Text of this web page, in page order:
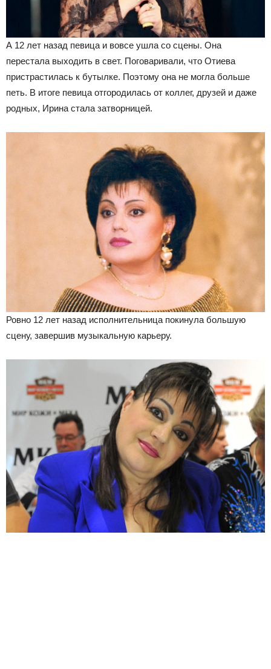
А 12 лет назад певица и вовсе ушла со сцены. Она
перестала выходить в свет. Поговаривали, что Отиева
пристрастилась к бутылке. Поэтому она не могла больше
петь. В итоге певица отгородилась от коллег, друзей и даже
родных, Ирина стала затворницей.
Ровно 12 лет назад исполнительница покинула большую
сцену, завершив музыкальную карьеру.